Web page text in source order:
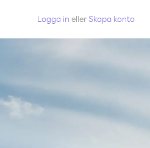
Logga in eller Skapa konto